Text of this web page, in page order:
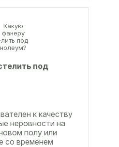
под
к качеству
неровности на
полу или
со временем